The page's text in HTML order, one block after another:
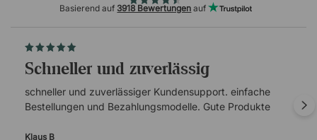
Basierend auf 3918 Bewertungen auf
schneller und zuverlässig
schneller und zuverlässiger Kundensupport. einfache
Bestellungen und Bezahlungsmodelle. Gute Produkte
Klaus B